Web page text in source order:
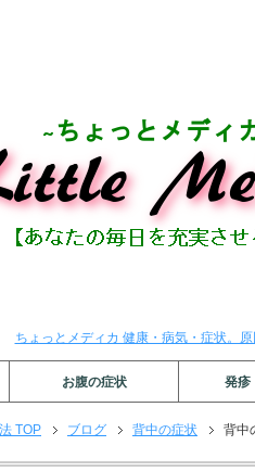
ちょっとメディカ 健康・病気・症状。
お腹の症状 発疹
TOP ブログ 背中の症状 背中